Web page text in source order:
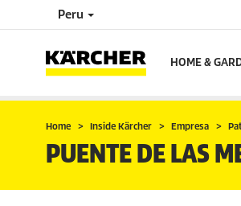
Peru
HOME &
Home Inside Kärcher Empresa
PUENTE DE LAS